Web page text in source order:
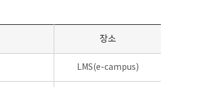
장소
LMS(e-campus)